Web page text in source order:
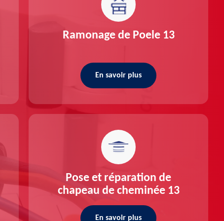
Ramonage de Poele 13
En savoir plus
Pose et réparation de
chapeau de cheminée 13
En savoir plus